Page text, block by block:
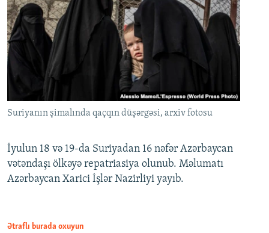
Suriyanın şimalında qaçqın düşərgəsi, arxiv fotosu
İyulun 18 və 19-da Suriyadan 16 nəfər Azərbaycan
vətəndaşı ölkəyə repatriasiya olunub. Məlumatı
Azərbaycan Xarici İşlər Nazirliyi yayıb.
Ətraflı burada oxuyun